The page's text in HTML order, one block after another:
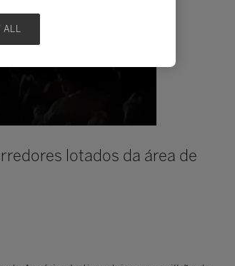
lotados da área de